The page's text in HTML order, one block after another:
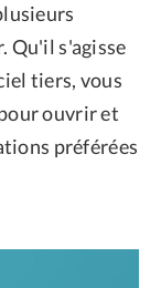
Qu'il s'agisse
tiers, vous
ouvrir et
préférées